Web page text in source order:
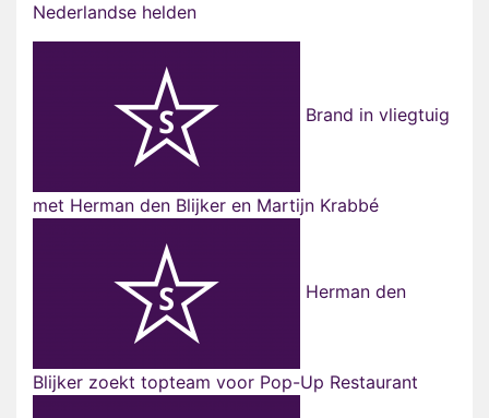
Nederlandse helden
Brand in vliegtuig
met Herman den Blijker en Martijn Krabbé
Herman den
Blijker zoekt topteam voor Pop-Up Restaurant